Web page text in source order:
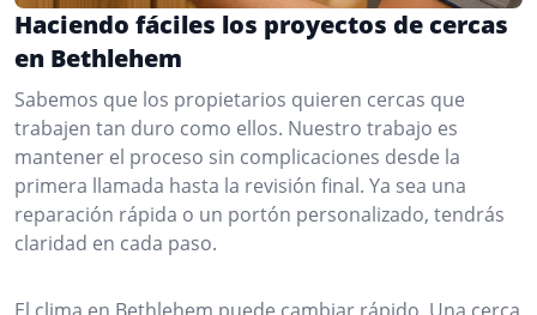
Haciendo fáciles los proyectos de cercas
en Bethlehem
Sabemos que los propietarios quieren cercas que
trabajen tan duro como ellos. Nuestro trabajo es
mantener el proceso sin complicaciones desde la
primera llamada hasta la revisión final. Ya sea una
reparación rápida o un portón personalizado, tendrás
claridad en cada paso.